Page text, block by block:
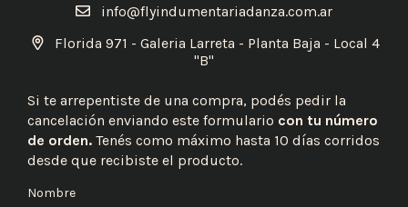
info@flyindumentariadanza.com.ar
Florida 971 - Galeria Larreta - Planta Baja - Local 4
"B"
Si te arrepentiste de una compra, podés pedir la
cancelación enviando este formulario con tu número
de orden. Tenés como máximo hasta 10 días corridos
desde que recibiste el producto.
Nombre